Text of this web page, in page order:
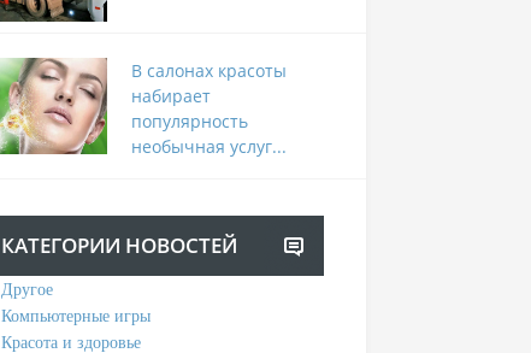
В салонах красоты
набирает
популярность
необычная услуг...
КАТЕГОРИИ НОВОСТЕЙ
Другое
Компьютерные игры
Красота и здоровье